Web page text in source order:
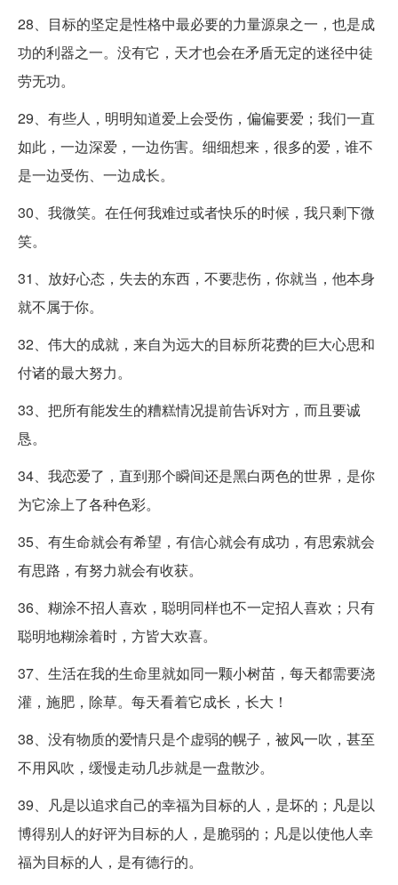
28、目标的坚定是性格中最必要的力量源泉之一，也是成
功的利器之一。没有它，天才也会在矛盾无定的迷径中徒
劳无功。
29、有些人，明明知道爱上会受伤，偏偏要爱；我们一直
如此，一边深爱，一边伤害。细细想来，很多的爱，谁不
是一边受伤、一边成长。
30、我微笑。在任何我难过或者快乐的时候，我只剩下微
笑。
31、放好心态，失去的东西，不要悲伤，你就当，他本身
就不属于你。
32、伟大的成就，来自为远大的目标所花费的巨大心思和
付诸的最大努力。
33、把所有能发生的糟糕情况提前告诉对方，而且要诚
恳。
34、我恋爱了，直到那个瞬间还是黑白两色的世界，是你
为它涂上了各种色彩。
35、有生命就会有希望，有信心就会有成功，有思索就会
有思路，有努力就会有收获。
36、糊涂不招人喜欢，聪明同样也不一定招人喜欢；只有
聪明地糊涂着时，方皆大欢喜。
37、生活在我的生命里就如同一颗小树苗，每天都需要浇
灌，施肥，除草。每天看着它成长，长大！
38、没有物质的爱情只是个虚弱的幌子，被风一吹，甚至
不用风吹，缓慢走动几步就是一盘散沙。
39、凡是以追求自己的幸福为目标的人，是坏的；凡是以
博得别人的好评为目标的人，是脆弱的；凡是以使他人幸
福为目标的人，是有德行的。